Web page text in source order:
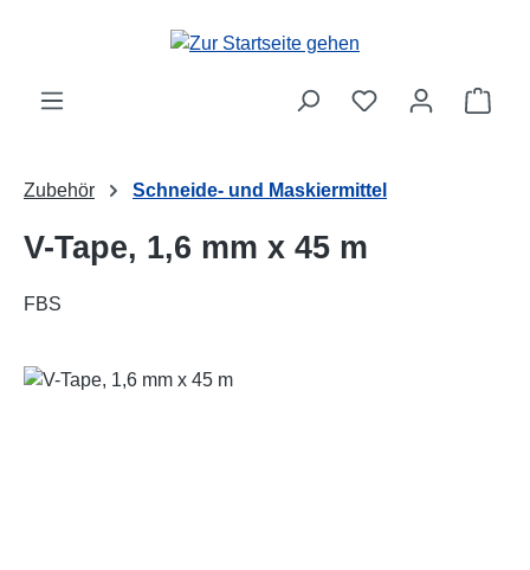
Zum Hauptinhalt springen
Zubehör Schneide- und Maskiermittel
V-Tape, 1,6 mm x 45 m
FBS
Bildergalerie überspringen